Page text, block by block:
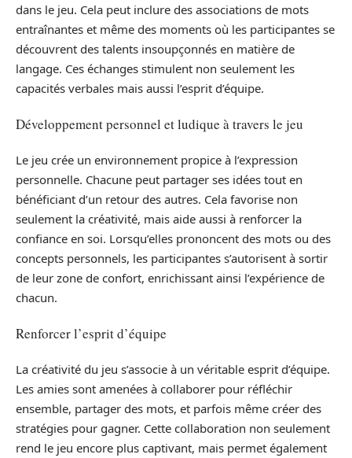
dans le jeu. Cela peut inclure des associations de mots
entraînantes et même des moments où les participantes se
découvrent des talents insoupçonnés en matière de
langage. Ces échanges stimulent non seulement les
capacités verbales mais aussi l’esprit d’équipe.
Développement personnel et ludique à travers le jeu
Le jeu crée un environnement propice à l’expression
personnelle. Chacune peut partager ses idées tout en
bénéficiant d’un retour des autres. Cela favorise non
seulement la créativité, mais aide aussi à renforcer la
confiance en soi. Lorsqu’elles prononcent des mots ou des
concepts personnels, les participantes s’autorisent à sortir
de leur zone de confort, enrichissant ainsi l’expérience de
chacun.
Renforcer l’esprit d’équipe
La créativité du jeu s’associe à un véritable esprit d’équipe.
Les amies sont amenées à collaborer pour réfléchir
ensemble, partager des mots, et parfois même créer des
stratégies pour gagner. Cette collaboration non seulement
rend le jeu encore plus captivant, mais permet également